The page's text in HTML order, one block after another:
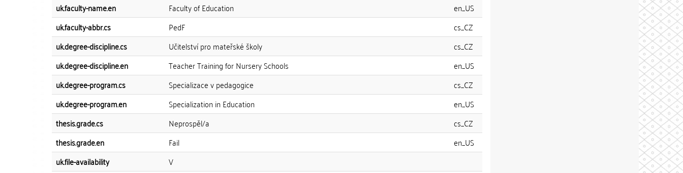
uk.faculty-name.en
Faculty of Education
en_US
uk.faculty-abbr.cs
PedF
cs_CZ
uk.degree-discipline.cs
Učitelství pro mateřské školy
cs_CZ
uk.degree-discipline.en
Teacher Training for Nursery Schools
en_US
uk.degree-program.cs
Specializace v pedagogice
cs_CZ
uk.degree-program.en
Specialization in Education
en_US
thesis.grade.cs
Neprospěl/a
cs_CZ
thesis.grade.en
Fail
en_US
uk.file-availability
V